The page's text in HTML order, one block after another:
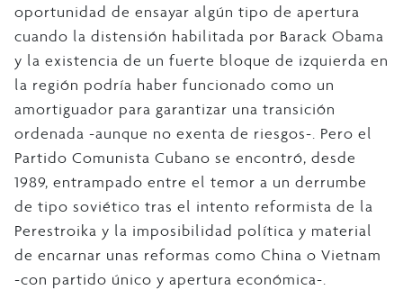
oportunidad de ensayar algún tipo de apertura
cuando la distensión habilitada por Barack Obama
y la existencia de un fuerte bloque de izquierda en
la región podría haber funcionado como un
amortiguador para garantizar una transición
ordenada -aunque no exenta de riesgos-. Pero el
Partido Comunista Cubano se encontró, desde
1989, entrampado entre el temor a un derrumbe
de tipo soviético tras el intento reformista de la
Perestroika y la imposibilidad política y material
de encarnar unas reformas como China o Vietnam
-con partido único y apertura económica-.